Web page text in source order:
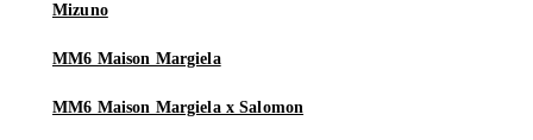
Mizuno
MM6 Maison Margiela
MM6 Maison Margiela x Salomon